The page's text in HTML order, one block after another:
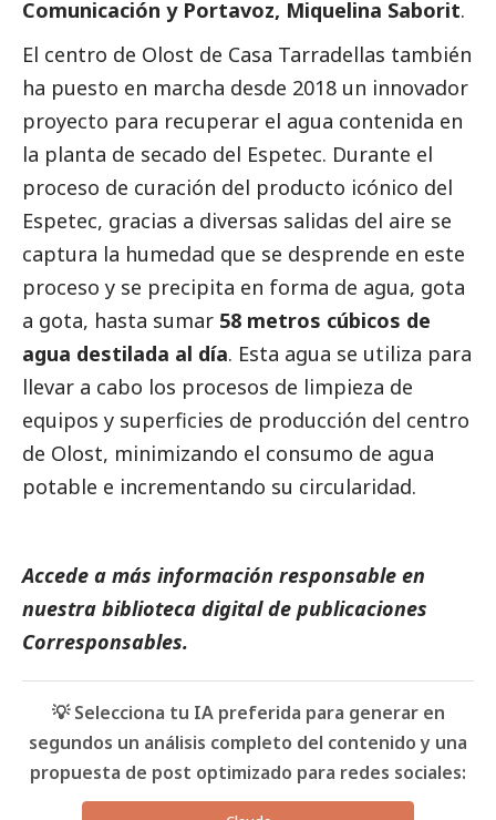
Comunicación y Portavoz, Miquelina Saborit.
El centro de Olost de Casa Tarradellas también
ha puesto en marcha desde 2018 un innovador
proyecto para recuperar el agua contenida en
la planta de secado del Espetec. Durante el
proceso de curación del producto icónico del
Espetec, gracias a diversas salidas del aire se
captura la humedad que se desprende en este
proceso y se precipita en forma de agua, gota
a gota, hasta sumar 58 metros cúbicos de
agua destilada al día. Esta agua se utiliza para
llevar a cabo los procesos de limpieza de
equipos y superficies de producción del centro
de Olost, minimizando el consumo de agua
potable e incrementando su circularidad.
Accede a más información responsable en
nuestra biblioteca digital de publicaciones
Corresponsables.
💡 Selecciona tu IA preferida para generar en
segundos un análisis completo del contenido y una
propuesta de post optimizado para redes sociales: